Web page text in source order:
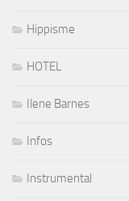
Hippisme
HOTEL
Ilene Barnes
Infos
Instrumental